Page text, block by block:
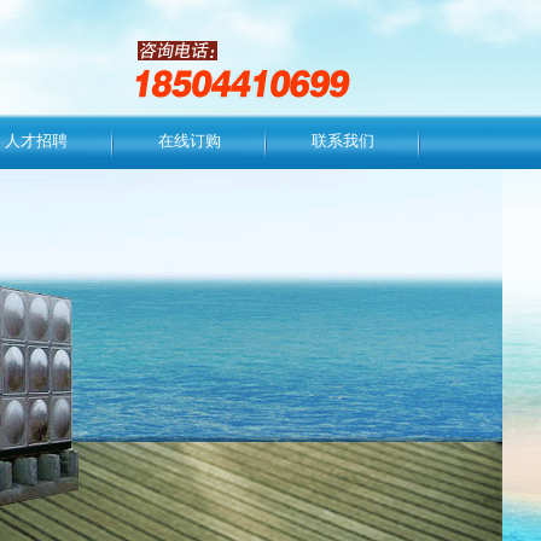
人才招聘 在线订购 联系我们